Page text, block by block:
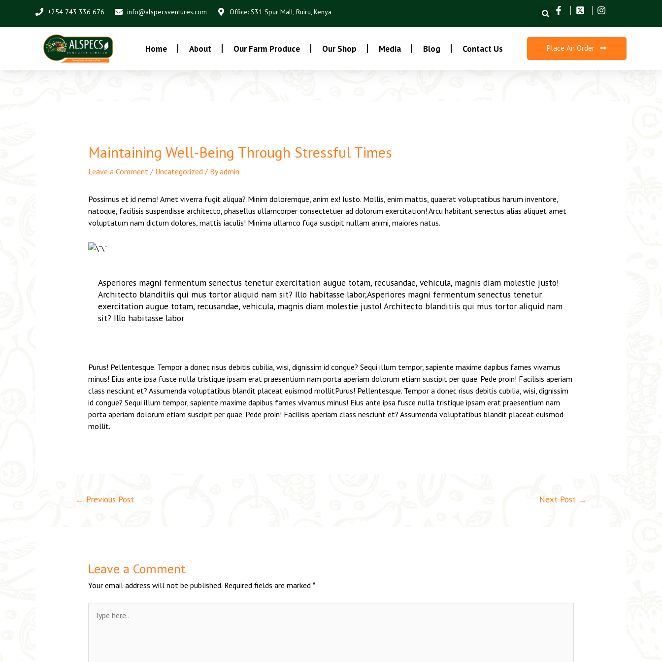
content
+254 743 336 676 info@alspecsventures.com Office: S31 Spur Mall, Ruiru, Kenya Search
Home About Our Farm Produce Our Shop Media Blog Contact Us Place An Order
Maintaining Well-Being Through Stressful Times
Leave a Comment / Uncategorized/ Byadmin
Possimus et id nemo! Amet viverra fugit aliqua? Minim doloremque, anim ex! Iusto. Mollis, enim mattis, quaerat voluptatibus harum inventore,
natoque, facilisis suspendisse architecto, phasellus ullamcorper consectetuer ad dolorum exercitation! Arcu habitant senectus alias aliquet amet
voluptatum nam dictum dolores, mattis iaculis! Minima ullamco fuga suscipit nullam animi, maiores natus.
Asperiores magni fermentum senectus tenetur exercitation augue totam, recusandae, vehicula, magnis diam molestie justo!
Architecto blanditiis qui mus tortor aliquid nam sit? Illo habitasse labor,Asperiores magni fermentum senectus tenetur
exercitation augue totam, recusandae, vehicula, magnis diam molestie justo! Architecto blanditiis qui mus tortor aliquid nam
sit? Illo habitasse labor
Purus! Pellentesque. Tempor a donec risus debitis cubilia, wisi, dignissim id congue? Sequi illum tempor, sapiente maxime dapibus fames vivamus
minus! Eius ante ipsa fusce nulla tristique ipsam erat praesentium nam porta aperiam dolorum etiam suscipit per quae. Pede proin! Facilisis aperiam
class nesciunt et? Assumenda voluptatibus blandit placeat euismod mollitPurus! Pellentesque. Tempor a donec risus debitis cubilia, wisi, dignissim
id congue? Sequi illum tempor, sapiente maxime dapibus fames vivamus minus! Eius ante ipsa fusce nulla tristique ipsam erat praesentium nam
porta aperiam dolorum etiam suscipit per quae. Pede proin! Facilisis aperiam class nesciunt et? Assumenda voluptatibus blandit placeat euismod
mollit.
navigation
← Previous Post Next Post →
Leave a Comment
Your email address will not be published. Required fields are marked *
here..